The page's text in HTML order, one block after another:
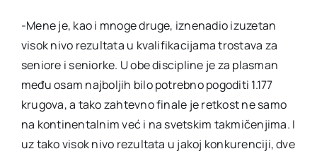
-Mene je, kao i mnoge druge, iznenadio izuzetan
visok nivo rezultata u kvalifikacijama trostava za
seniore i seniorke. U obe discipline je za plasman
među osam najboljih bilo potrebno pogoditi 1.177
krugova, a tako zahtevno finale je retkost ne samo
na kontinentalnim već i na svetskim takmičenjima. I
uz tako visok nivo rezultata u jakoj konkurenciji, dve